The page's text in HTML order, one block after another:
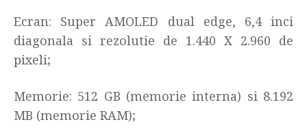
Ecran: Super AMOLED dual edge, 6,4 inci
diagonala si rezolutie de 1.440 X 2.960 de
pixeli;
Memorie: 512 GB (memorie interna) si 8.192
MB (memorie RAM);